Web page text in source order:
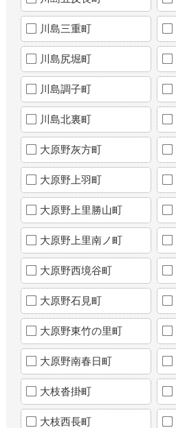
川島三重町
川島尻堀町
川島調子町
川島北裏町
大原野灰方町
大原野上羽町
大原野上里勝山町
大原野上里南ノ町
大原野西境谷町
大原野石見町
大原野東竹の里町
大原野南春日町
大枝沓掛町
大枝西長町